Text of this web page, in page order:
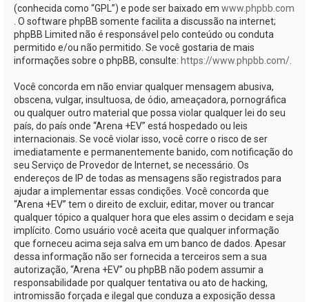
(conhecida como “GPL”) e pode ser baixado em www.phpbb.com
. O software phpBB somente facilita a discussão na internet;
phpBB Limited não é responsável pelo conteúdo ou conduta
permitido e/ou não permitido. Se você gostaria de mais
informações sobre o phpBB, consulte: https://www.phpbb.com/
Você concorda em não enviar qualquer mensagem abusiva,
obscena, vulgar, insultuosa, de ódio, ameaçadora, pornográfica
ou qualquer outro material que possa violar qualquer lei do seu
país, do país onde “Arena +EV” está hospedado ou leis
internacionais. Se você violar isso, você corre o risco de ser
imediatamente e permanentemente banido, com notificação do
seu Serviço de Provedor de Internet, se necessário. Os
endereços de IP de todas as mensagens são registrados para
ajudar a implementar essas condições. Você concorda que
“Arena +EV” tem o direito de excluir, editar, mover ou trancar
qualquer tópico a qualquer hora que eles assim o decidam e seja
implícito. Como usuário você aceita que qualquer informação
que forneceu acima seja salva em um banco de dados. Apesar
dessa informação não ser fornecida a terceiros sem a sua
autorização, “Arena +EV” ou phpBB não podem assumir a
responsabilidade por qualquer tentativa ou ato de hacking,
intromissão forçada e ilegal que conduza a exposição dessa